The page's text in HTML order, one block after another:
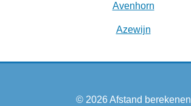
Avenhorn
Azewijn
© 2026Afstand berekenen